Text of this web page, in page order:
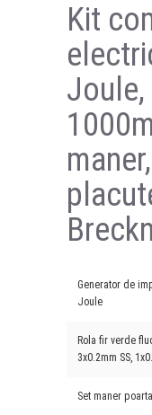
Kit
Generator de
Joule
Rola fir verde
3x0.2mm SS,
Set maner